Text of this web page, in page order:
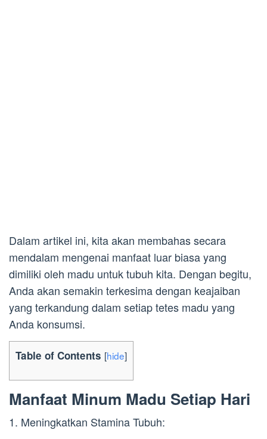
Dalam artikel ini, kita akan membahas secara
mendalam mengenai manfaat luar biasa yang
dimiliki oleh madu untuk tubuh kita. Dengan begitu,
Anda akan semakin terkesima dengan keajaiban
yang terkandung dalam setiap tetes madu yang
Anda konsumsi.
Table of Contents [hide]
Manfaat Minum Madu Setiap Hari
1. Meningkatkan Stamina Tubuh: